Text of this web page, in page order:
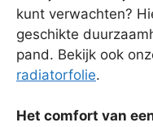
kunt verwachten?
geschikte
pand. Bekijk ook
radiatorfolie.
Het comfort van